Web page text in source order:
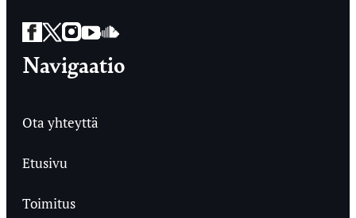
Facebook
Twitter
Instagram
YouTube
SoundCloud
Navigaatio
Ota yhteyttä
Etusivu
Toimitus